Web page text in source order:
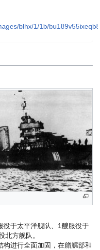
blhx/1/1b/
役于太平洋舰队、1艘服役于
北方舰队。
进行全面加固，在艏艉部和